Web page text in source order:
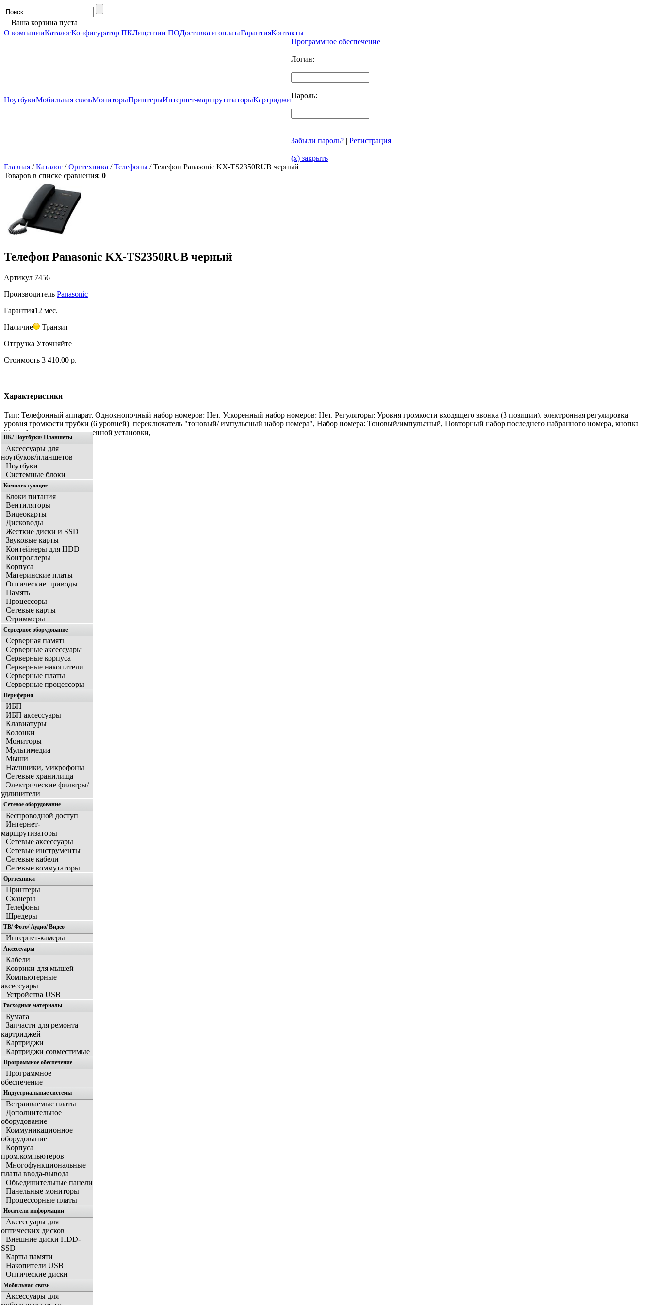
Ваша корзина пуста
О компанииКаталогКонфигуратор ПКЛицензии ПОДоставка и оплатаГарантияКонтакты
НоутбукиМобильная связьМониторыПринтерыИнтернет-маршрутизаторыКартриджи
Программное обеспечение
Логин:
Пароль:
Забыли пароль? | Регистрация
(x) закрыть
Главная /Каталог /Оргтехника /Телефоны / Телефон Panasonic KX-TS2350RUB черный
Товаров в списке сравнения: 0
Телефон Panasonic KX-TS2350RUB черный
Артикул 7456
Производитель Panasonic
Гарантия12 мес.
Наличие
Транзит
Отгрузка Уточняйте
Стоимость 3 410.00 р.
Характеристики
Тип: Телефонный аппарат, Однокнопочный набор номеров: Нет, Ускоренный набор номеров: Нет, Регуляторы: Уровня громкости входящего звонка (3 позиции), электронная регулировка
уровня громкости трубки (6 уровней), переключатель "тоновый/ импульсный набор номера", Набор номера: Тоновый/импульсный, Повторный набор последнего набранного номера, кнопка
"флэш", возможность настенной установки,
ПК/ Ноутбуки/ Планшеты
Аксессуары для
ноутбуков/планшетов
Ноутбуки
Системные блоки
Комплектующие
Блоки питания
Вентиляторы
Видеокарты
Дисководы
Жесткие диски и SSD
Звуковые карты
Контейнеры для HDD
Контроллеры
Корпуса
Материнские платы
Оптические приводы
Память
Процессоры
Сетевые карты
Стриммеры
Серверное оборудование
Серверная память
Серверные аксессуары
Серверные корпуса
Серверные накопители
Серверные платы
Серверные процессоры
Периферия
ИБП
ИБП аксессуары
Клавиатуры
Колонки
Мониторы
Мультимедиа
Мыши
Наушники, микрофоны
Сетевые хранилища
Электрические фильтры/
удлинители
Сетевое оборудование
Беспроводной доступ
Интернет-
маршрутизаторы
Сетевые аксессуары
Сетевые инструменты
Сетевые кабели
Сетевые коммутаторы
Оргтехника
Принтеры
Сканеры
Телефоны
Шредеры
ТВ/ Фото/ Аудио/ Видео
Интернет-камеры
Аксессуары
Кабели
Коврики для мышей
Компьютерные
аксессуары
Устройства USB
Расходные материалы
Бумага
Запчасти для ремонта
картриджей
Картриджи
Картриджи совместимые
Программное обеспечение
Программное
обеспечение
Индустриальные системы
Встраиваемые платы
Дополнительное
оборудование
Коммуникационное
оборудование
Корпуса
пром.компьютеров
Многофункциональные
платы ввода-вывода
Объединительные панели
Панельные мониторы
Процессорные платы
Носители информации
Аксессуары для
оптических дисков
Внешние диски HDD-
SSD
Карты памяти
Накопители USB
Оптические диски
Мобильная связь
Аксессуары для